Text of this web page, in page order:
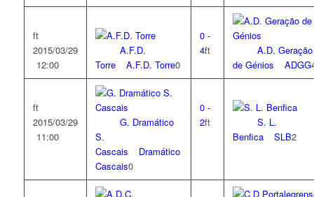
ft
2015/03/29
12:00
A.F.D.
Torre
A.F.D. Torre0
0-
4ft
A.D. Geração
de Génios
ADGG
ft
2015/03/29
11:00
G. Dramático
S.
Cascais
Dramático
Cascais0
0-
2ft
S. L.
Benfica
SLB2